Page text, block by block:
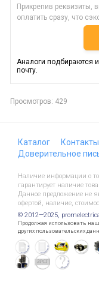
Прикрепив реквизиты,
оплатить сразу, что
Аналоги подбираются
почту.
Просмотров: 429
Каталог Контакты
Доверительное
Наличие информации о
гарантирует наличие
Данное предложение не
офертой, наличие,
© 2012—2025,
Продолжая использовать наш
других пользовательских